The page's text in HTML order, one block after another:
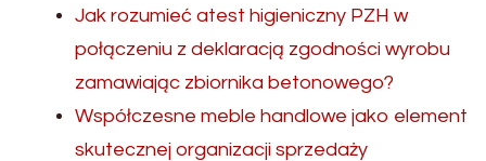
Jak rozumieć atest higieniczny PZH w
połączeniu z deklaracją zgodności wyrobu
zamawiając zbiornika betonowego?
Współczesne meble handlowe jako element
skutecznej organizacji sprzedaży